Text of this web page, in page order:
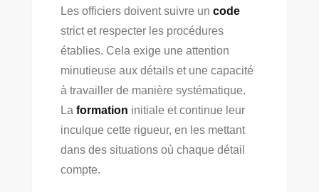
Les officiers doivent suivre un code
strict et respecter les procédures
établies. Cela exige une attention
minutieuse aux détails et une capacité
à travailler de manière systématique.
La formation initiale et continue leur
inculque cette rigueur, en les mettant
dans des situations où chaque détail
compte.